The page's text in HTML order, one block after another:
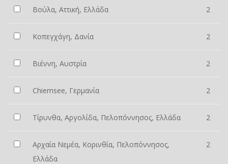
Βούλα, Αττική, Ελλάδα 2
Κοπεγχάγη, Δανία 2
Βιέννη, Αυστρία 2
Chiemsee, Γερμανία 2
Τίρυνθα, Αργολίδα, Πελοπόννησος, Ελλάδα 2
Αρχαία Νεμέα, Κορινθία, Πελοπόννησος,
Ελλάδα
2